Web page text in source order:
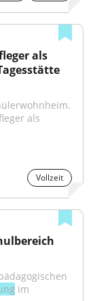
als
Vollzeit
im